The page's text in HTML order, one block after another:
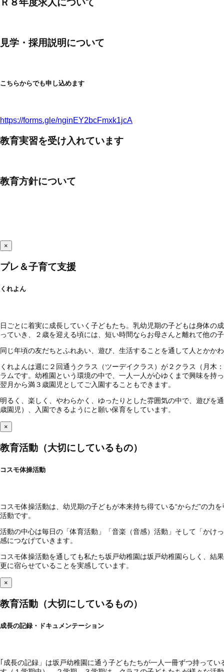
Ｒ８年度求人について
見学・採用説明について
こちらからでも申し込めます
https://forms.gle/nginEY2bcFmxk1jcA
教育実習を受け入れています
教育方針について
×
プレ＆子育て支援
くれよん
日ごとに着実に成長していく子どもたち。乳幼児期の子どもは身体
っていき、２歳を迎える頃には、短い時間ならお母さんと離れて他
同じ年頃の友だちとふれあい、遊び、生活することを通して人とかか
くれよんは週に２回通うクラス（ツーデイクラス）が２クラス（月
ラムです。幼稚園という環境の中で、一人一人が心ゆくまで興味を持
翌月から満３歳園児としてご入園することもできます。
明るく、楽しく、やわらかく、ゆったりとした雰囲気の中で、遊びを
歳園児）、入園できるようにと願い保育をしています。
×
教育活動（大切にしているもの）
コスモ体操活動
コスモ体操活動は、幼児期の子どもが本来持ち得ている“からだ”の
活動です。
活動の中心は毎日の「体育活動」「音楽（音感）活動」そして「かけ
感につなげていきます。
コスモ体操活動を通しても私たち坂戸幼稚園は坂戸幼稚園らしく、
更に宿らせていることを実感しています。
×
教育活動（大切にしているもの）
成長の記録・ドキュメンテーション
｢成長の記録」は坂戸幼稚園に通う子どもたちが一人一冊ずつ持って